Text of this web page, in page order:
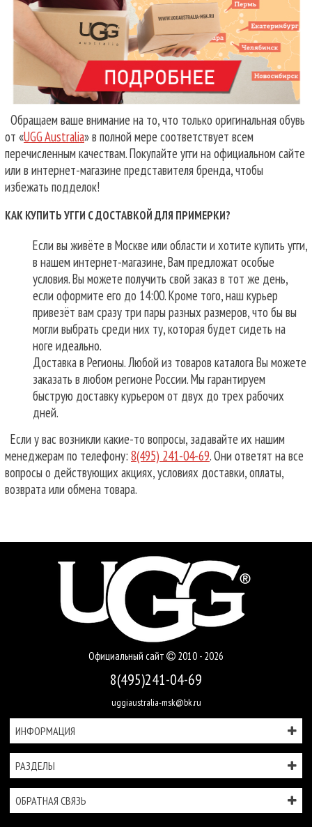
Обращаем ваше внимание на то, что только оригинальная обувь
от «UGG Australia» в полной мере соответствует всем
перечисленным качествам. Покупайте угги на официальном сайте
или в интернет-магазине представителя бренда, чтобы
избежать подделок!
КАК КУПИТЬ УГГИ С ДОСТАВКОЙ ДЛЯ ПРИМЕРКИ?
Если вы живёте в Москве или области и хотите купить угги,
в нашем интернет-магазине, Вам предложат особые
условия. Вы можете получить свой заказ в тот же день,
если оформите его до 14:00. Кроме того, наш курьер
привезёт вам сразу три пары разных размеров, что бы вы
могли выбрать среди них ту, которая будет сидеть на
ноге идеально.
Доставка в Регионы. Любой из товаров каталога Вы можете
заказать в любом регионе России. Мы гарантируем
быструю доставку курьером от двух до трех рабочих
дней.
Если у вас возникли какие-то вопросы, задавайте их нашим
менеджерам по телефону: 8(495) 241-04-69. Они ответят на все
вопросы о действующих акциях, условиях доставки, оплаты,
возврата или обмена товара.
Официальный сайт 2010 - 2026
8(495)241-04-69
uggiaustralia-msk@bk.ru
ИНФОРМАЦИЯ
РАЗДЕЛЫ
ОБРАТНАЯ СВЯЗЬ